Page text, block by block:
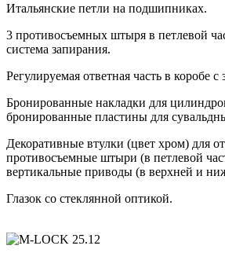
Итальянские петли на подшипниках.
3 противосъемных штыря в петлевой
система запирания.
Регулируемая ответная часть в коробе
Бронированные накладки для
бронированные пластины для
Декоративные втулки (цвет хром) для
противосъемные штыри (в петлевой
вертикальные приводы (в верхней и
Глазок со стеклянной оптикой.